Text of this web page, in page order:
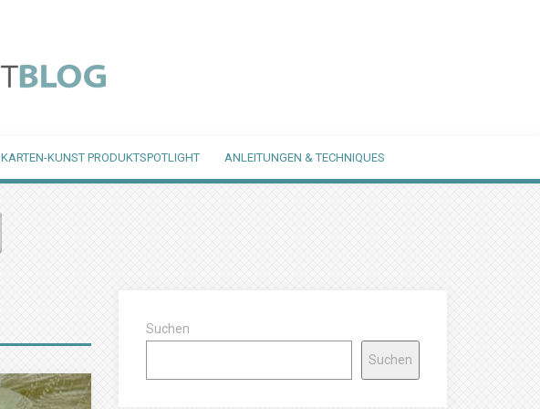
KARTEN-KUNST PRODUKTSPOTLIGHT ANLEITUNGEN & TECHNIQUES
Suchen
Suchen